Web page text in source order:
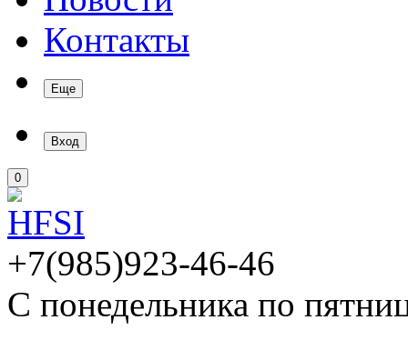
Контакты
Еще
Вход
0
+7(985)923-46-46
С понедельника по